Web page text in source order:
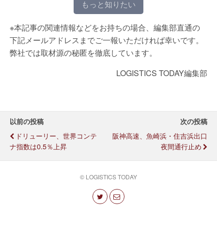
もっと知りたい
※本記事の関連情報などをお持ちの場合、編集部直通の
下記メールアドレスまでご一報いただければ幸いです。
弊社では取材源の秘匿を徹底しています。
LOGISTICS TODAY編集部
以前の投稿
ドリューリー、世界コンテ
ナ指数は0.5％上昇
次の投稿
阪神高速、魚崎浜・住吉浜出口
夜間通行止め
© LOGISTICS TODAY